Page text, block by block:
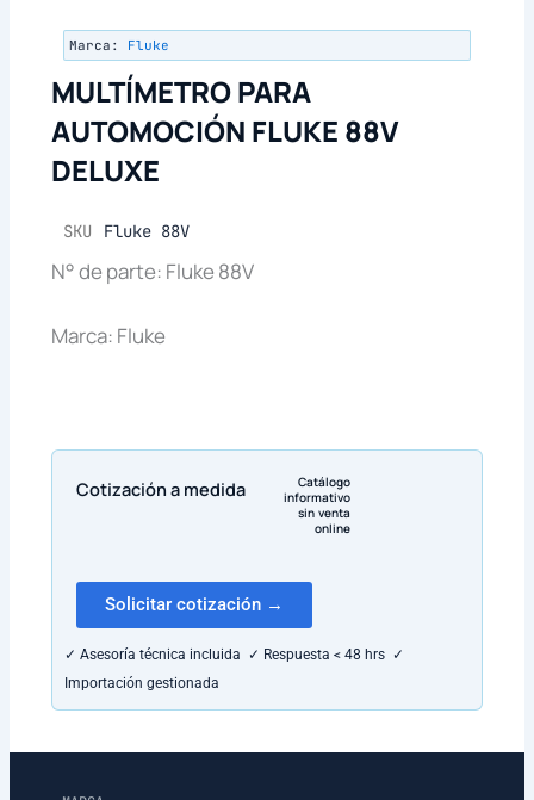
Marca: Fluke
MULTÍMETRO PARA
AUTOMOCIÓN FLUKE 88V
DELUXE
SKU Fluke 88V
N° de parte: Fluke 88V
Marca: Fluke
Cotización a medida
Catálogo
informativo
sin venta
online
Solicitar cotización →
✓ Asesoría técnica incluida ✓ Respuesta < 48 hrs ✓
Importación gestionada